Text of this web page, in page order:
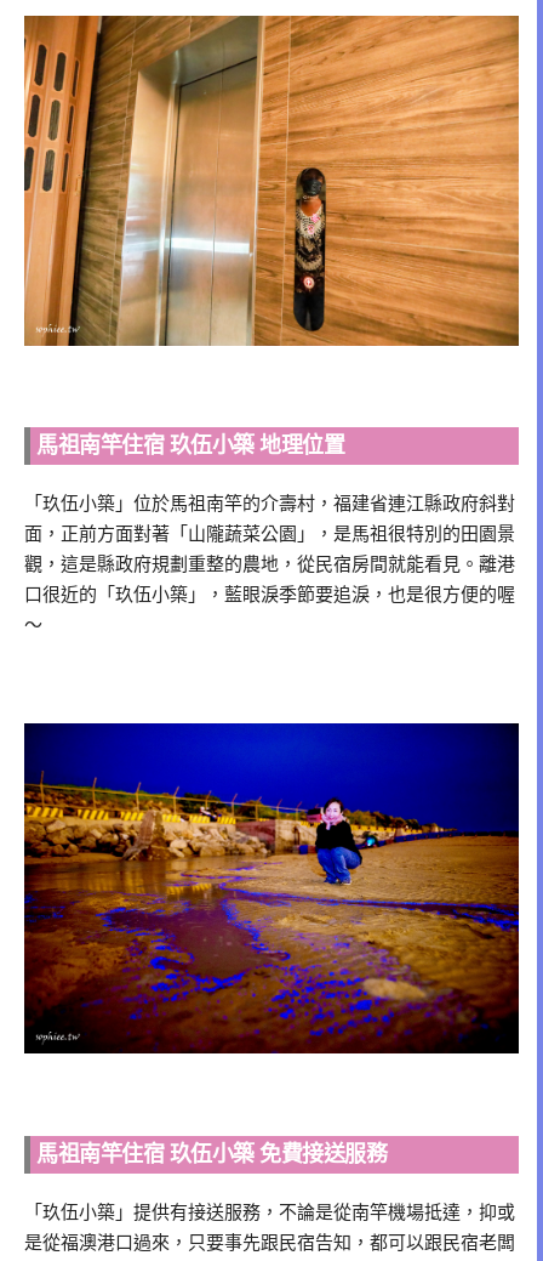
馬祖南竿住宿 玖伍小築 地理位置
「玖伍小築」位於馬祖南竿的介壽村，福建省連江縣政府斜對
面，正前方面對著「山隴蔬菜公園」，是馬祖很特別的田園景
觀，這是縣政府規劃重整的農地，從民宿房間就能看見。離港
口很近的「玖伍小築」，藍眼淚季節要追淚，也是很方便的喔
～
馬祖南竿住宿 玖伍小築 免費接送服務
「玖伍小築」提供有接送服務，不論是從南竿機場抵達，抑或
是從福澳港口過來，只要事先跟民宿告知，都可以跟民宿老闆